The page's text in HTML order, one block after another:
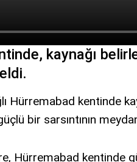
kaynağı
Hürremabad kentinde
bir sarsıntının
Hürremabad kentinde